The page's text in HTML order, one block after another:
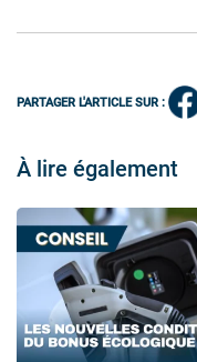
PARTAGER L'ARTICLE SUR :
À lire également